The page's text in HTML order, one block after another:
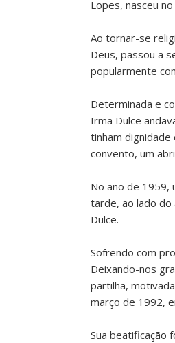
Lopes, nasceu
Ao tornar-se
Deus, passou a
popularmente
Determinada e
Irmã Dulce
tinham
convento, um
No ano de 1959,
tarde, ao lado do
Dulce.
Sofrendo com
Deixando-nos
partilha,
março de 1992,
Sua beatificação